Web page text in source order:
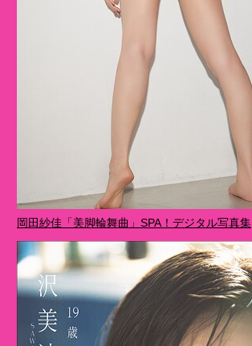
岡田紗佳「美脚輪舞曲」SPA！デジタル写真集